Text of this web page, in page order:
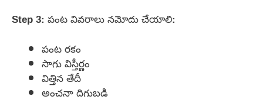
Step 3: పంట వివరాలు నమోదు చేయాలి:
పంట రకం
సాగు విస్తీర్ణం
విత్తిన తేదీ
అంచనా దిగుబడి